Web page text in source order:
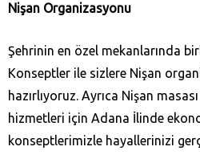
Nişan Organizasyonu
Şehrinin en özel mekanlarında
Konseptler ile sizlere Nişan
hazırlıyoruz. Ayrıca Nişan
hizmetleri için Adana İlinde
konseptlerimizle hayallerinizi